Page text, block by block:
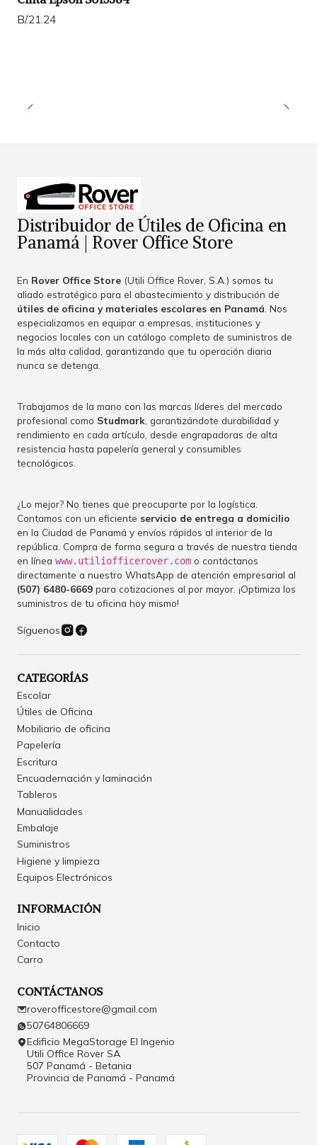
B/.21.24
Distribuidor de Útiles de Oficina en
Panamá | Rover Office Store
En Rover Office Store (Utili Office Rover, S.A.) somos tu
aliado estratégico para el abastecimiento y distribución de
útiles de oficina y materiales escolares en Panamá . Nos
especializamos en equipar a empresas, instituciones y
negocios locales con un catálogo completo de suministros de
la más alta calidad, garantizando que tu operación diaria
nunca se detenga.
Trabajamos de la mano con las marcas líderes del mercado
profesional como Studmark , garantizándote durabilidad y
rendimiento en cada artículo, desde engrapadoras de alta
resistencia hasta papelería general y consumibles
tecnológicos.
¿Lo mejor? No tienes que preocuparte por la logística.
Contamos con un eficiente servicio de entrega a domicilio
en la Ciudad de Panamá y envíos rápidos al interior de la
república. Compra de forma segura a través de nuestra tienda
en línea www.utiliofficerover.com o contáctanos
directamente a nuestro WhatsApp de atención empresarial al
(507) 6480-6669 para cotizaciones al por mayor. ¡Optimiza los
suministros de tu oficina hoy mismo!
Síguenos
CATEGORÍAS
Escolar
Útiles de Oficina
Mobiliario de oficina
Papelería
Escritura
Encuadernación y laminación
Tableros
Manualidades
Embalaje
Suministros
Higiene y limpieza
Equipos Electrónicos
INFORMACIÓN
Inicio
Contacto
Carro
CONTÁCTANOS
roverofficestore@gmail.com
50764806669
Edificio MegaStorage El Ingenio
Utili Office Rover SA
507 Panamá - Betania
Provincia de Panamá - Panamá